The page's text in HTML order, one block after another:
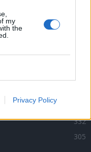
my
the
Privacy Policy
332
305